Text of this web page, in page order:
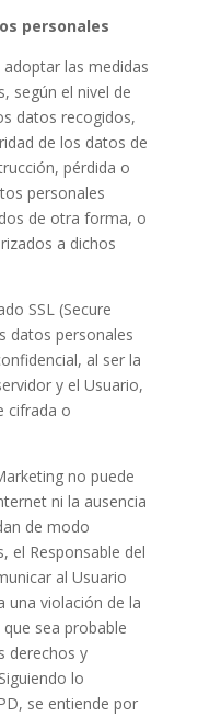
personales
las medidas
según el nivel de
datos recogidos,
de los datos de
pérdida o
personales
de otra forma, o
a dichos
SSL (Secure
datos personales
al ser la
y el Usuario,
cifrada o
no puede
ni la ausencia
de modo
el Responsable del
al Usuario
una violación de la
sea probable
derechos y
lo
se entiende por